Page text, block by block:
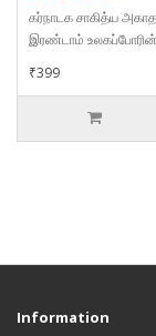
கர்நாடக சாகித்ய
இரண்டாம் உலகப்போரின்
₹399
Information